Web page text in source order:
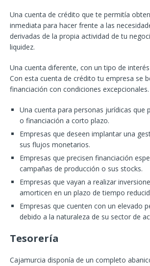
Una cuenta de crédito que te permitía
inmediata para hacer frente a las
derivadas de la propia actividad de tu
liquidez.
Una cuenta diferente, con un tipo de
Con esta cuenta de crédito tu empresa se
financiación con condiciones excepcionales.
Una cuenta para personas jurídicas que
o financiación a corto plazo.
Empresas que deseen implantar una
sus flujos monetarios.
Empresas que precisen financiación
campañas de producción o sus stocks.
Empresas que vayan a realizar
amorticen en un plazo de tiempo
Empresas que cuenten con un elevado
debido a la naturaleza de su sector de
Tesorería
Cajamurcia disponía de un completo